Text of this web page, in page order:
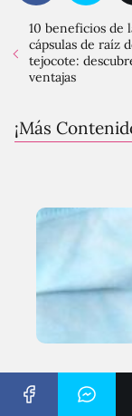
10 beneficios de
cápsulas de raíz
tejocote:
ventajas
¡Más
6